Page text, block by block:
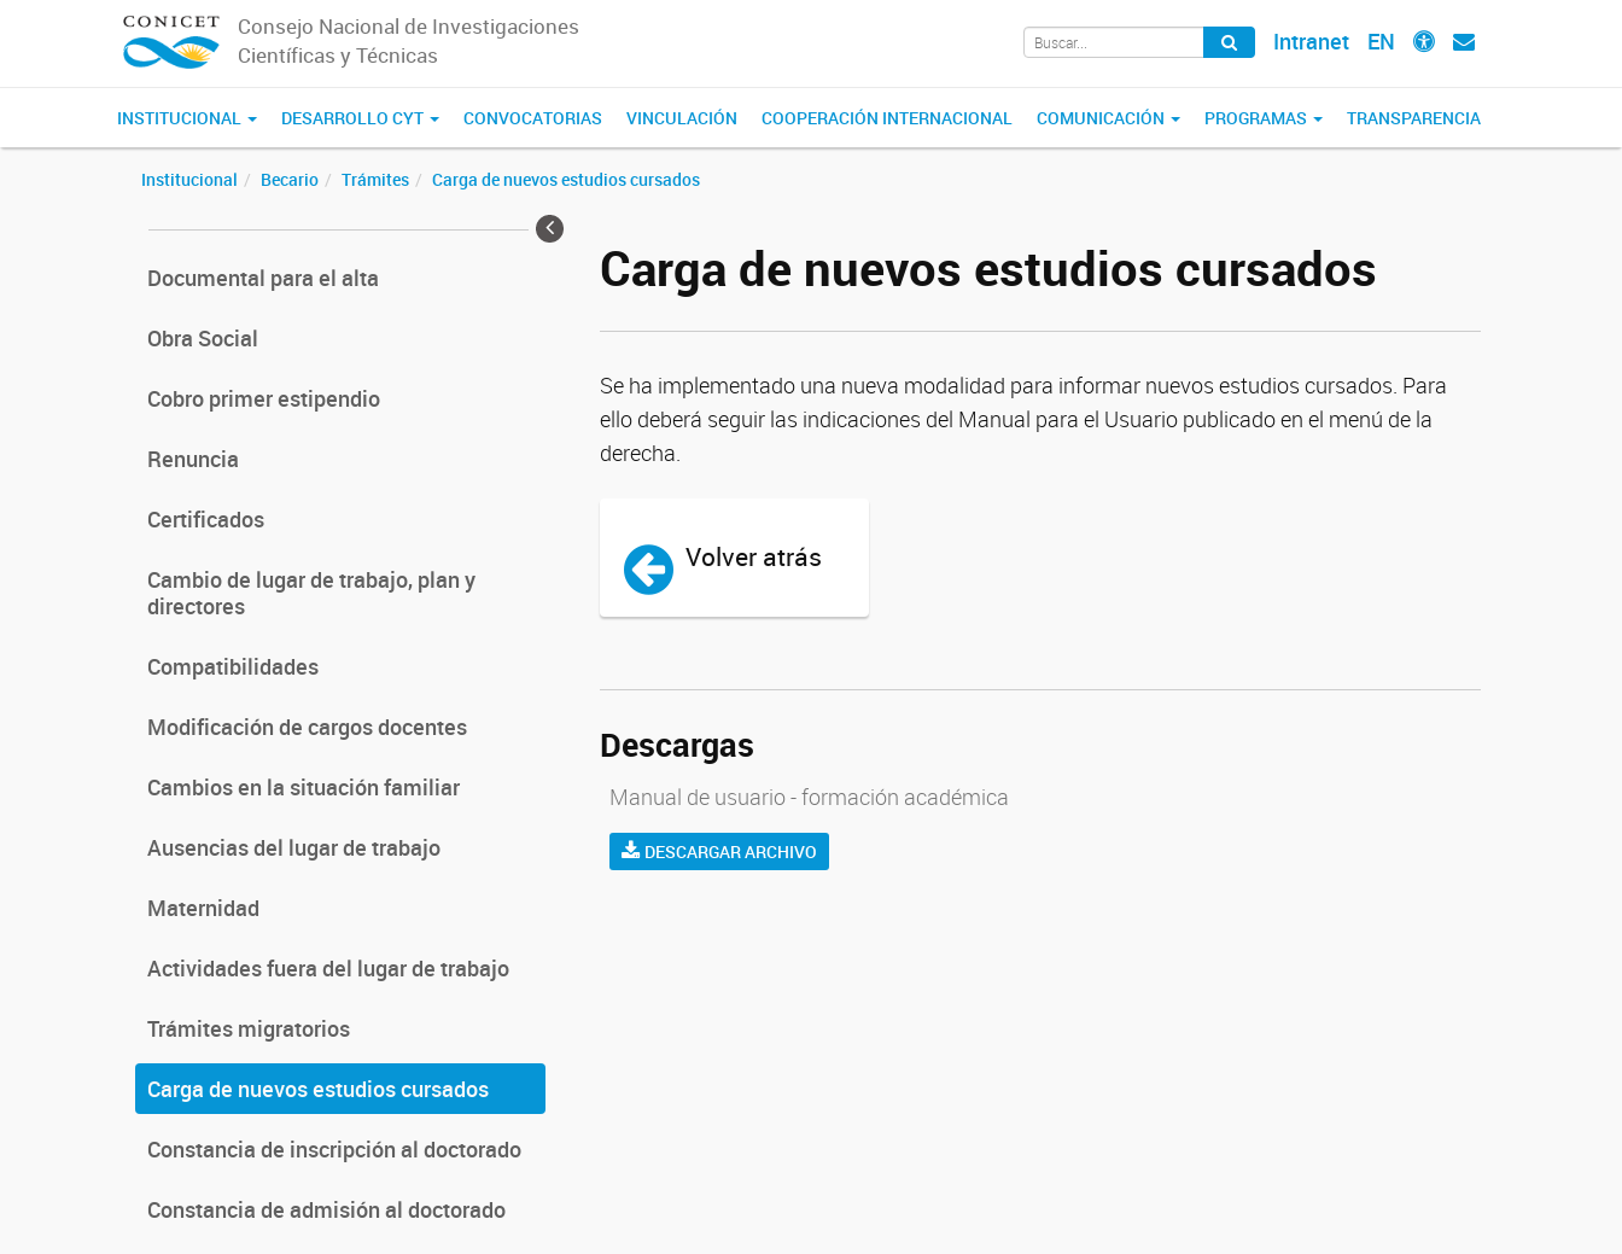
Consejo Nacional de Investigaciones
Científicas y Técnicas
Intranet EN
INSTITUCIONAL DESARROLLO CYT CONVOCATORIAS VINCULACIÓN COOPERACIÓN INTERNACIONAL COMUNICACIÓN PROGRAMAS TRANSPARENCIA
Institucional Becario Trámites Carga de nuevos estudios cursados
Carga de nuevos estudios cursados
Se ha implementado una nueva modalidad para informar nuevos estudios cursados. Para
ello deberá seguir las indicaciones del Manual para el Usuario publicado en el menú de la
derecha.
Volver atrás
Descargas
Manual de usuario - formación académica
DESCARGAR ARCHIVO
Documental para el alta
Obra Social
Cobro primer estipendio
Renuncia
Certificados
Cambio de lugar de trabajo, plan y
directores
Compatibilidades
Modificación de cargos docentes
Cambios en la situación familiar
Ausencias del lugar de trabajo
Maternidad
Actividades fuera del lugar de trabajo
Trámites migratorios
Carga de nuevos estudios cursados
Constancia de inscripción al doctorado
Constancia de admisión al doctorado